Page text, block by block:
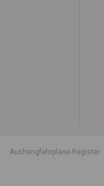
Aushangfahrpläne-Register